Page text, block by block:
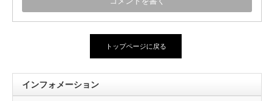
トップページに戻る
インフォメーション